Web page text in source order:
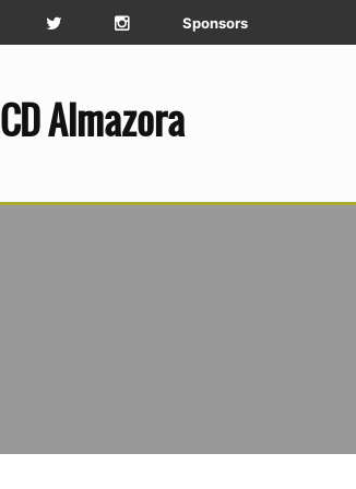
Sponsors
CD Almazora